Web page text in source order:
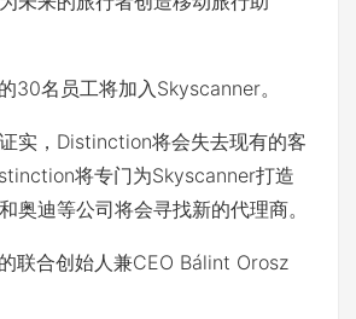
名员工将加入Skyscanner。
，Distinction将会失去现有的客
将专门为Skyscanner打造
奥迪等公司将会寻找新的代理商。
合创始人兼CEO Bálint Orosz